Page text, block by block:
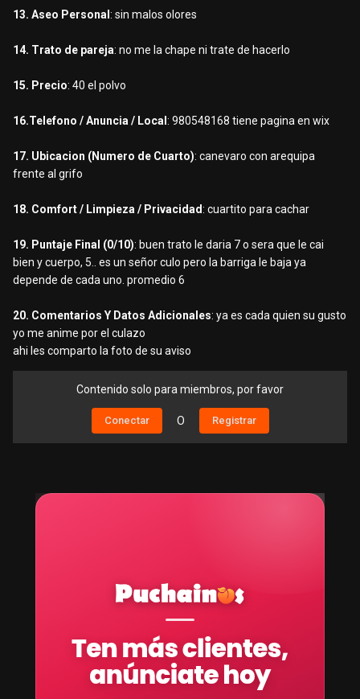
13. Aseo Personal : sin malos olores
14. Trato de pareja: no me la chape ni trate de hacerlo
15. Precio: 40 el polvo
16.Telefono / Anuncia / Local : 980548168 tiene pagina en wix
17. Ubicacion (Numero de Cuarto): canevaro con arequipa
frente al grifo
18. Comfort / Limpieza / Privacidad: cuartito para cachar
19. Puntaje Final (0/10): buen trato le daria 7 o sera que le cai
bien y cuerpo, 5.. es un señor culo pero la barriga le baja ya
depende de cada uno. promedio 6
20. Comentarios Y Datos Adicionales: ya es cada quien su gusto
yo me anime por el culazo
ahi les comparto la foto de su aviso
Contenido solo para miembros, por favor
Conectar O Registrar